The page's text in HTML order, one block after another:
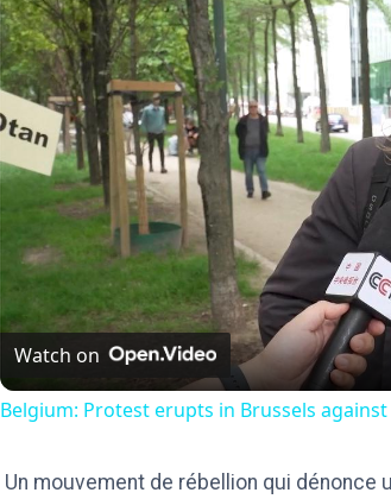
Watch on
Belgium: Protest erupts in Brussels
Un mouvement de rébellion qui dénonce